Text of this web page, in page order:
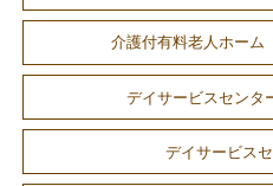
介護付有料老人ホー
デイサービスセン
デイサービス